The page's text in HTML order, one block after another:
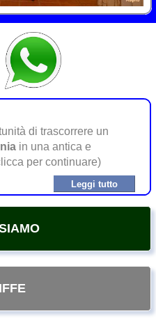
di trascorrere un
in una antica e
per continuare)
Leggi tutto